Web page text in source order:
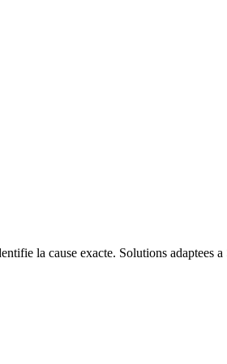
la cause exacte. Solutions adaptees a